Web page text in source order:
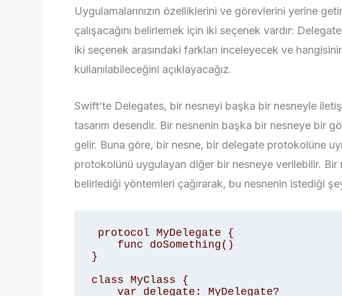
Uygulamalarınızın özelliklerini ve görevlerini yerine
çalışacağını belirlemek için iki seçenek vardır:
iki seçenek arasındaki farkları inceleyecek ve
kullanılabileceğini açıklayacağız.
Swift’te Delegates, bir nesneyi başka bir nesneyle
tasarım desendir. Bir nesnenin başka bir nesneye bir
gelir. Buna göre, bir nesne, bir delegate protokolüne
protokolünü uygulayan diğer bir nesneye verilebilir. Bir
belirlediği yöntemleri çağırarak, bu nesnenin istediği
}
class MyClass {